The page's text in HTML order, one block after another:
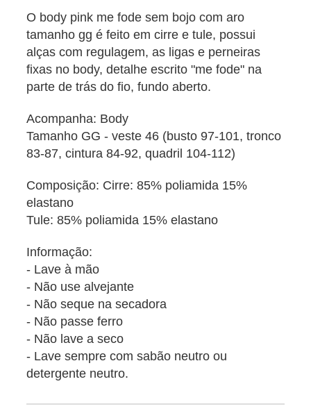
O body pink me fode sem bojo com aro
tamanho gg é feito em cirre e tule, possui
alças com regulagem, as ligas e perneiras
fixas no body, detalhe escrito "me fode" na
parte de trás do fio, fundo aberto.
Acompanha: Body
Tamanho GG - veste 46 (busto 97-101, tronco
83-87, cintura 84-92, quadril 104-112)
Composição: Cirre: 85% poliamida 15%
elastano
Tule: 85% poliamida 15% elastano
Informação:
- Lave à mão
- Não use alvejante
- Não seque na secadora
- Não passe ferro
- Não lave a seco
- Lave sempre com sabão neutro ou
detergente neutro.